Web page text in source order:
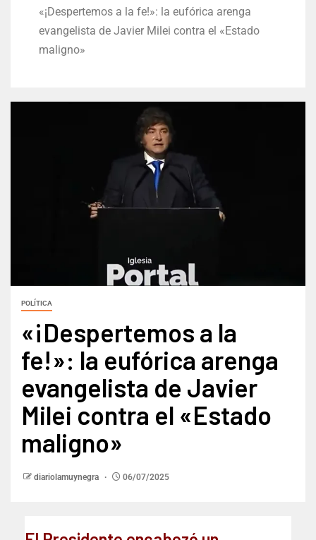
«¡Despertemos a la fe!»: la eufórica arenga
evangelista de Javier Milei contra el «Estado
maligno»
POLÍTICA
«¡Despertemos a la
fe!»: la eufórica arenga
evangelista de Javier
Milei contra el «Estado
maligno»
diariolamuynegra 06/07/2025